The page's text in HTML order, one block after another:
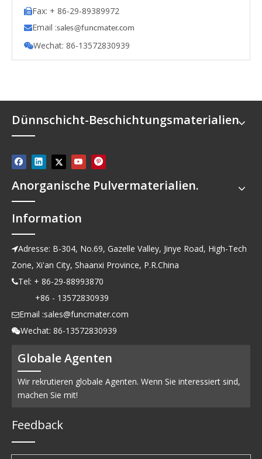
Fax: + 86-29-89389972
Email :sales@funcmater.com
Wechat: 86-13572830939
Dünnschicht-Beschichtungsmaterialien
Anorganische Pulvermaterialien.
Information
Adresse: B-304, No.69, Gazelle Valley, Jinye Road, High-Tech
Zone, Xi'an City, Shaanxi Province, P.R.China
Tel: + 86-29-88993870
+86 - 13572830939
Email :sales@funcmater.com
Wechat: 86-13572830939
Globale Agenten
Wir rekrutieren globale Agenten. Wenn Sie interessiert sind,
machen Sie mit!
Feedback